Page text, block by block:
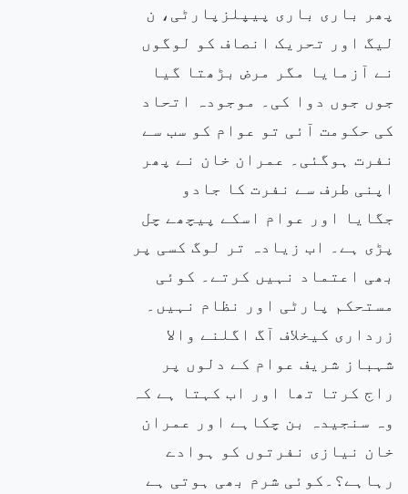
پھر باری باری پیپلزپارٹی، ن
لیگ اور تحریک انصاف کو لوگوں
نے آزمایا مگر مرض بڑھتا گیا
جوں جوں دوا کی۔ موجودہ اتحاد
کی حکومت آئی تو عوام کو سب سے
نفرت ہوگئی۔ عمران خان نے پھر
اپنی طرف سے نفرت کا جادو
جگایا اور عوام اسکے پیچھے چل
پڑی ہے۔ اب زیادہ تر لوگ کسی پر
بھی اعتماد نہیں کرتے۔ کوئی
مستحکم پارٹی اور نظام نہیں۔
زرداری کیخلاف آگ اگلنے والا
شہباز شریف عوام کے دلوں پر
راج کرتا تھا اور اب کہتا ہے کہ
وہ سنجیدہ بن چکاہے اور عمران
خان نیازی نفرتوں کو ہوادے
رہاہے؟۔کوئی شرم بھی ہوتی ہے